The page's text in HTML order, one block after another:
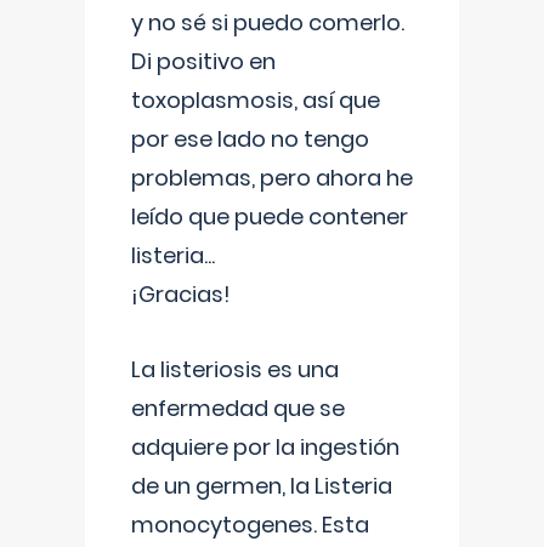
y no sé si puedo comerlo.
Di positivo en
toxoplasmosis, así que
por ese lado no tengo
problemas, pero ahora he
leído que puede contener
listeria...
¡Gracias!
La listeriosis es una
enfermedad que se
adquiere por la ingestión
de un germen, la Listeria
monocytogenes. Esta